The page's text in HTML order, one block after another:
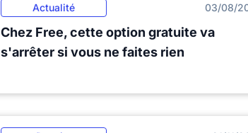
Actualité 03/08/
Chez Free, cette option gratuite va
s'arrêter si vous ne faites rien